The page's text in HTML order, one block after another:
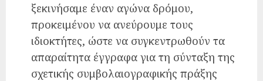
ξεκινήσαμε έναν αγώνα δρόμου,
προκειμένου να ανεύρουμε τους
ιδιοκτήτες, ώστε να συγκεντρωθούν τα
απαραίτητα έγγραφα για τη σύνταξη της
σχετικής συμβολαιογραφικής πράξης